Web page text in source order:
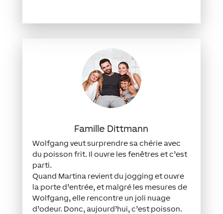
Famille Dittmann
Wolfgang veut surprendre sa chérie avec
du poisson frit. Il ouvre les fenêtres et c’est
parti.
Quand Martina revient du jogging et ouvre
la porte d’entrée, et malgré les mesures de
Wolfgang, elle rencontre un joli nuage
d’odeur. Donc, aujourd’hui, c’est poisson.